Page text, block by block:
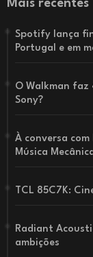
Mais recentes
Spotify lança
Portugal e em
O Walkman faz
Sony?
À conversa
Música
TCL 85C7K:
Radiant
ambições